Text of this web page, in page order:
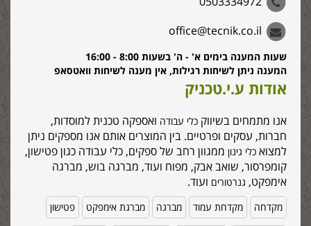
office@tecnik.co.il
שעות המענה בימים א' - ה' בשעות 8:00 - 16:00
המענה ניתן לשיחות רגילות, אין מענה לשיחות וואטסאפ
אודות ע.י.טכניק
אנו מתמחים בשיווק כלי עבודה ואספקה טכנית למוסדות,
חברות, עסקים ופרטיים. בין המוצרים אותם אנו מספקים ניתן
למצוא כלי גינון ממגוון רחב של ספקים, כלי עבודה כגון פטישון,
קומפרסור, שואב אבק, מפוח ועוד, מברגה בוש, מברגה
אימפקט, גנרטורים ועוד.
מקדחה מקדחת עמוד מברגה מברגת אימפקט פטישון